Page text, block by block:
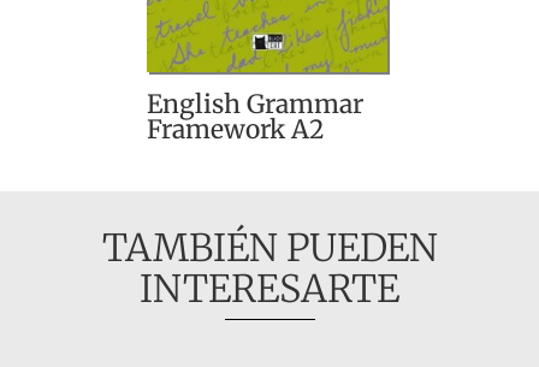
English Grammar
Framework A2
TAMBIÉN PUEDEN
INTERESARTE